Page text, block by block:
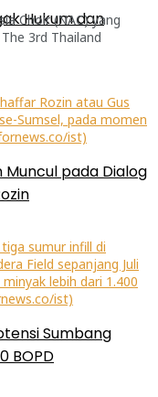
Hukum dan
Choir (NAC) yang
3rd Thailand
pada Dialog
Sumbang
BOPD